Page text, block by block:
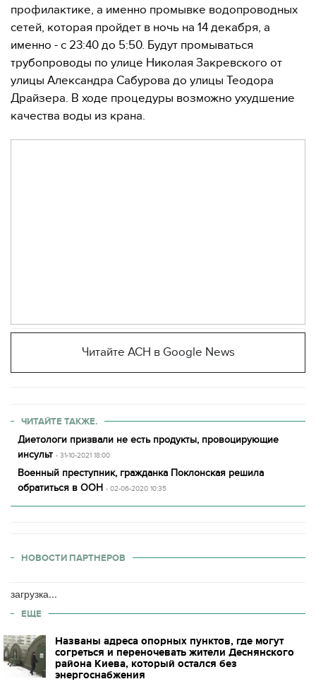
профилактике, а именно промывке водопроводных
сетей, которая пройдет в ночь на 14 декабря, а
именно - с 23:40 до 5:50. Будут промываться
трубопроводы по улице Николая Закревского от
улицы Александра Сабурова до улицы Теодора
Драйзера. В ходе процедуры возможно ухудшение
качества воды из крана.
Читайте АСН в Google News
ЧИТАЙТЕ ТАКЖЕ.
Диетологи призвали не есть продукты, провоцирующие
инсульт - 31-10-2021 18:00
Военный преступник, гражданка Поклонская решила
обратиться в ООН - 02-06-2020 10:35
НОВОСТИ ПАРТНЕРОВ
загрузка...
ЕЩЕ
Названы адреса опорных пунктов, где могут
согреться и переночевать жители Деснянского
района Киева, который остался без
энергоснабжения